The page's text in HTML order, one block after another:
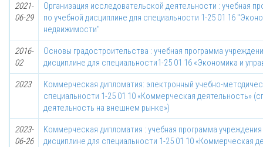
2021-
06-29
Организация исследовательской деятельности : учебная
по учебной дисциплине для специальности 1-25 01 16
недвижимости"
2016-
02
Основы градостроительства : учебная программа
дисциплине для специальности1-25 01 16 «Экономика и
2023
Коммерческая дипломатия: электронный учебно-
специальности 1-25 01 10 «Коммерческая деятельность»
деятельность на внешнем рынке»)
2023-
06-26
Коммерческая дипломатия : учебная программа
дисциплине для специальности 1-25 01 10 «Коммерческая